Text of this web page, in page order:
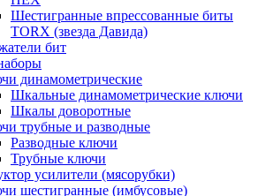
Шестигранные впрессованные биты
TORX (звезда Давида)
бит
динамометрические
Шкальные динамометрические ключи
Шкалы доворотные
трубные и разводные
Разводные ключи
Трубные ключи
усилители (мясорубки)
шестигранные (имбусовые)